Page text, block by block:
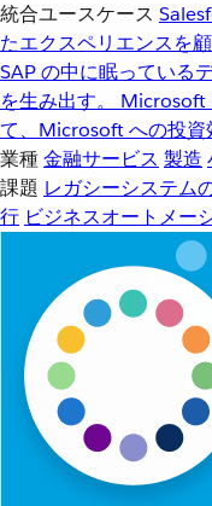
統合ユースケース
たエクスペリエンスを
SAP の中に眠っている
を生み出す。
Microsoft
て、Microsoft への投資
業種金融サービス 製造
課題 レガシーシステム
行 ビジネスオートメー